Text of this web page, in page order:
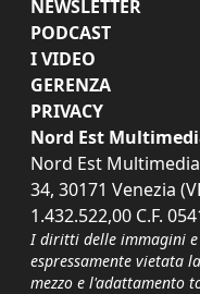
NEWSLETTER
PODCAST
I VIDEO
GERENZA
PRIVACY
Nord Est
Nord Est
34, 30171 Venezia
1.432.522,00 C.F.
I diritti delle immagini
espressamente vietata
mezzo e l'adattamento